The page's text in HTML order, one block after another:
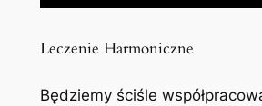
Leczenie Harmoniczne
Będziemy ściśle